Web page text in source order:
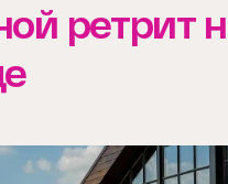
ретрит